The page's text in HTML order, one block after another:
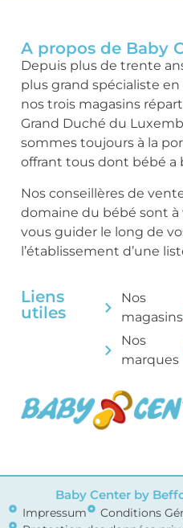
A propos de Baby
Depuis plus de trente
plus grand spécialiste
nos trois magasins
Grand Duché du
sommes toujours à la
offrant tous dont bébé a
Nos conseillères de
domaine du bébé sont
vous guider le long de
l’établissement d’une
Liens
utiles
Nos
magasins
Nos
marques
Baby Center by
Impressum
Conditions